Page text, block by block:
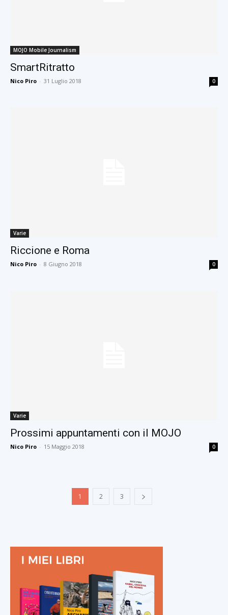
MOJO Mobile Journalism
SmartRitratto
Nico Piro - 31 Luglio 2018 0
Varie
Riccione e Roma
Nico Piro - 8 Giugno 2018 0
Varie
Prossimi appuntamenti con il MOJO
Nico Piro - 15 Maggio 2018 0
1 2 3